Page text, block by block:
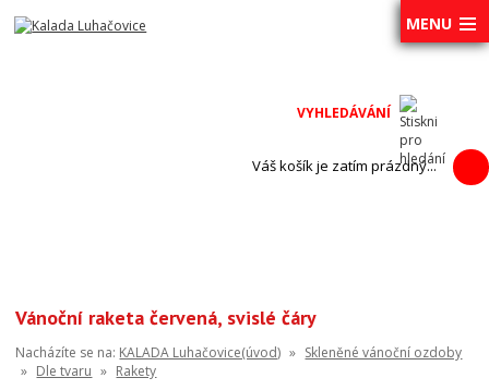
MENU
Váš košík je zatím prázdný...
Vánoční raketa červená, svislé čáry
Nacházíte se na: KALADA Luhačovice(úvod) » Skleněné vánoční ozdoby
» Dle tvaru » Rakety